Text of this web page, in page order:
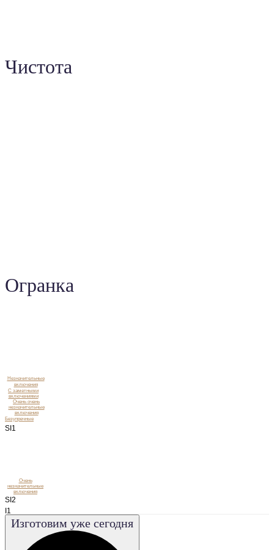
Чистота
Незначительные
включения
C заметными
включениями
Очень очень
незначительные
включения
Безупречные
SI1
Очень
незначительные
включения
SI2
I1
Огранка
Изготовим уже сегодня